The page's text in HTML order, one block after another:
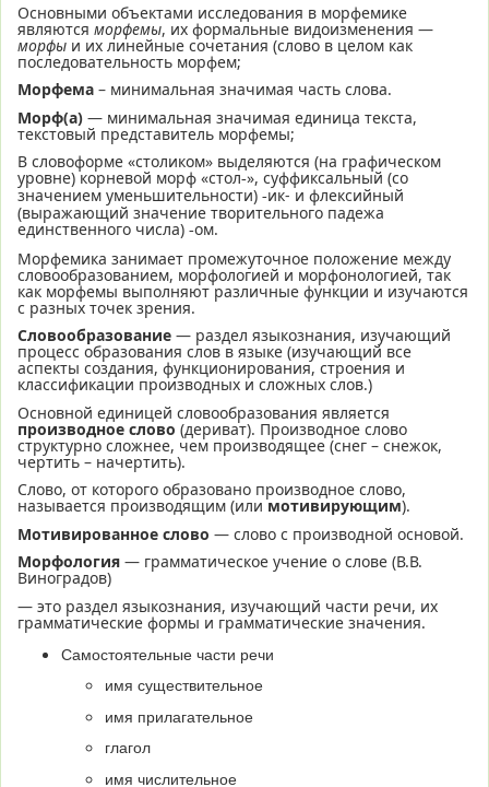
Основными объектами исследования в морфемике
являются морфемы, их формальные видоизменения —
морфы и их линейные сочетания (слово в целом как
последовательность морфем;
Морфема – минимальная значимая часть слова.
Морф(а) — минимальная значимая единица текста,
текстовый представитель морфемы;
В словоформе «столиком» выделяются (на графическом
уровне) корневой морф «стол‑», суффиксальный (со
значением уменьшительности) ‑ик- и флексийный
(выражающий значение творительного падежа
единственного числа) ‑ом.
Морфемика занимает промежуточное положение между
словообразованием, морфологией и морфонологией, так
как морфемы выполняют различные функции и изучаются
с разных точек зрения.
Словообразование — раздел языкознания, изучающий
процесс образования слов в языке (изучающий все
аспекты создания, функционирования, строения и
классификации производных и сложных слов.)
Основной единицей словообразования является
производное слово (дериват). Производное слово
структурно сложнее, чем производящее (снег – снежок,
чертить – начертить).
Слово, от которого образовано производное слово,
называется производящим (илимотивирующим).
Мотивированное слово — слово с производной основой.
Морфология — грамматическое учение о слове (В.В.
Виноградов)
— это раздел языкознания, изучающий части речи, их
грамматические формы и грамматические значения.
Самостоятельные части речи
имя существительное
имя прилагательное
глагол
имя числительное